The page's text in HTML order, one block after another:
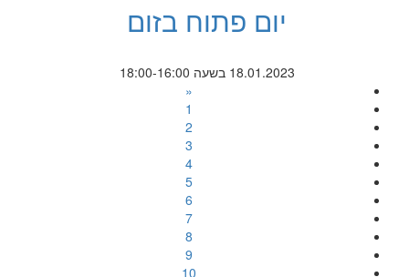
יום פתוח בזום
18.01.2023 בשעה 18:00-16:00
«
1
2
3
4
5
6
7
8
9
10